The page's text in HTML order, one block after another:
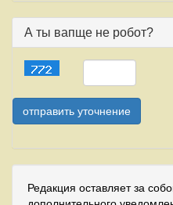
А ты вапще не робот?
Редакция оставляет за